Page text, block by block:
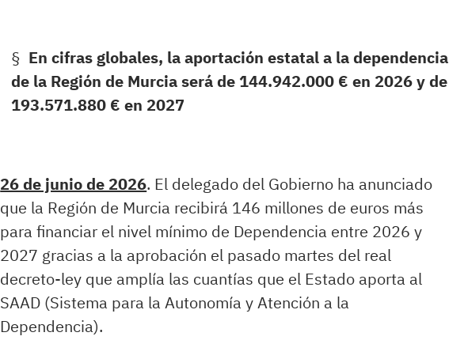
§ En cifras globales, la aportación estatal a la dependencia
de la Región de Murcia será de 144.942.000 € en 2026 y de
193.571.880 € en 2027
26 de junio de 2026. El delegado del Gobierno ha anunciado
que la Región de Murcia recibirá 146 millones de euros más
para financiar el nivel mínimo de Dependencia entre 2026 y
2027 gracias a la aprobación el pasado martes del real
decreto-ley que amplía las cuantías que el Estado aporta al
SAAD (Sistema para la Autonomía y Atención a la
Dependencia).